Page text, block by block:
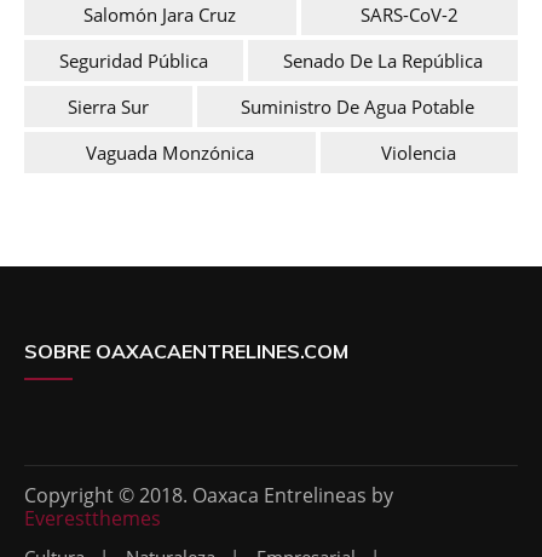
Salomón Jara Cruz
SARS-CoV-2
Seguridad Pública
Senado De La República
Sierra Sur
Suministro De Agua Potable
Vaguada Monzónica
Violencia
SOBRE OAXACAENTRELINES.COM
Copyright © 2018. Oaxaca Entrelineas by
Everestthemes